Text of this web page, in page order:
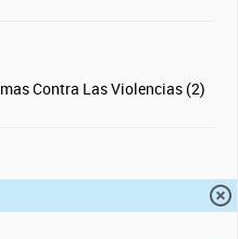
Contra Las Violencias (2)